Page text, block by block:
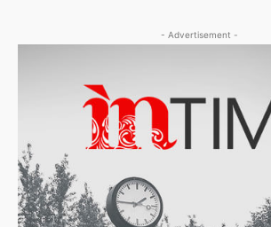
- Advertisement -